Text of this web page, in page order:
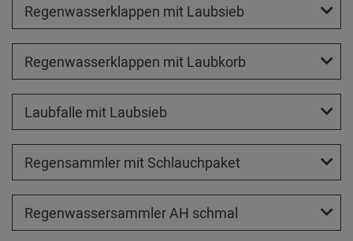
Regenwasserklappen mit Laubsieb
Regenwasserklappen mit Laubkorb
Laubfalle mit Laubsieb
Regensammler mit Schlauchpaket
Regenwassersammler AH schmal